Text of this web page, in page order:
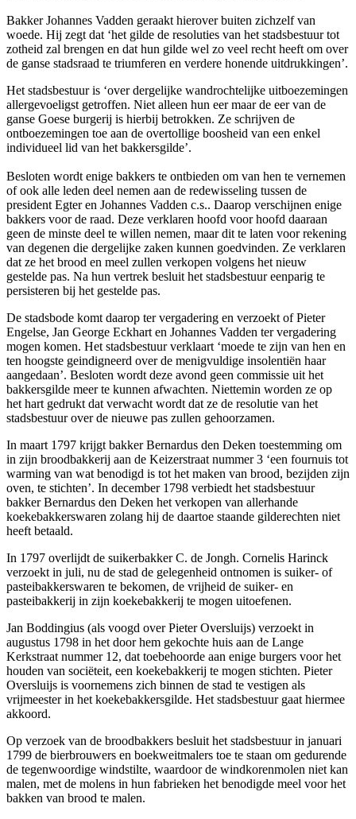
Bakker Johannes Vadden geraakt hierover buiten zichzelf van
woede. Hij zegt dat ‘het gilde de resoluties van het stadsbestuur tot
zotheid zal brengen en dat hun gilde wel zo veel recht heeft om over
de ganse stadsraad te triumferen en verdere honende uitdrukkingen’.
Het stadsbestuur is ‘over dergelijke wandrochtelijke uitboezemingen
allergevoeligst getroffen. Niet alleen hun eer maar de eer van de
ganse Goese burgerij is hierbij betrokken. Ze schrijven de
ontboezemingen toe aan de overtollige boosheid van een enkel
individueel lid van het bakkersgilde’.
Besloten wordt enige bakkers te ontbieden om van hen te vernemen
of ook alle leden deel nemen aan de redewisseling tussen de
president Egter en Johannes Vadden c.s.. Daarop verschijnen enige
bakkers voor de raad. Deze verklaren hoofd voor hoofd daaraan
geen de minste deel te willen nemen, maar dit te laten voor rekening
van degenen die dergelijke zaken kunnen goedvinden. Ze verklaren
dat ze het brood en meel zullen verkopen volgens het nieuw
gestelde pas. Na hun vertrek besluit het stadsbestuur eenparig te
persisteren bij het gestelde pas.
De stadsbode komt daarop ter vergadering en verzoekt of Pieter
Engelse, Jan George Eckhart en Johannes Vadden ter vergadering
mogen komen. Het stadsbestuur verklaart ‘moede te zijn van hen en
ten hoogste geindigneerd over de menigvuldige insolentiën haar
aangedaan’. Besloten wordt deze avond geen commissie uit het
bakkersgilde meer te kunnen afwachten. Niettemin worden ze op
het hart gedrukt dat verwacht wordt dat ze de resolutie van het
stadsbestuur over de nieuwe pas zullen gehoorzamen.
In maart 1797 krijgt bakker Bernardus den Deken toestemming om
in zijn broodbakkerij aan de Keizerstraat nummer 3 ‘een fournuis tot
warming van wat benodigd is tot het maken van brood, bezijden zijn
oven, te stichten’. In december 1798 verbiedt het stadsbestuur
bakker Bernardus den Deken het verkopen van allerhande
koekebakkerswaren zolang hij de daartoe staande gilderechten niet
heeft betaald.
In 1797 overlijdt de suikerbakker C. de Jongh. Cornelis Harinck
verzoekt in juli, nu de stad de gelegenheid ontnomen is suiker- of
pasteibakkerswaren te bekomen, de vrijheid de suiker- en
pasteibakkerij in zijn koekebakkerij te mogen uitoefenen.
Jan Boddingius (als voogd over Pieter Oversluijs) verzoekt in
augustus 1798 in het door hem gekochte huis aan de Lange
Kerkstraat nummer 12, dat toebehoorde aan enige burgers voor het
houden van sociëteit, een koekebakkerij te mogen stichten. Pieter
Oversluijs is voornemens zich binnen de stad te vestigen als
vrijmeester in het koekebakkersgilde. Het stadsbestuur gaat hiermee
akkoord.
Op verzoek van de broodbakkers besluit het stadsbestuur in januari
1799 de bierbrouwers en boekweitmalers toe te staan om gedurende
de tegenwoordige windstilte, waardoor de windkorenmolen niet kan
malen, met de molens in hun fabrieken het benodigde meel voor het
bakken van brood te malen.